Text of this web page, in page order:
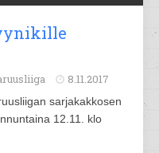
8.11.2017
sarjakakkosen
12.11. klo